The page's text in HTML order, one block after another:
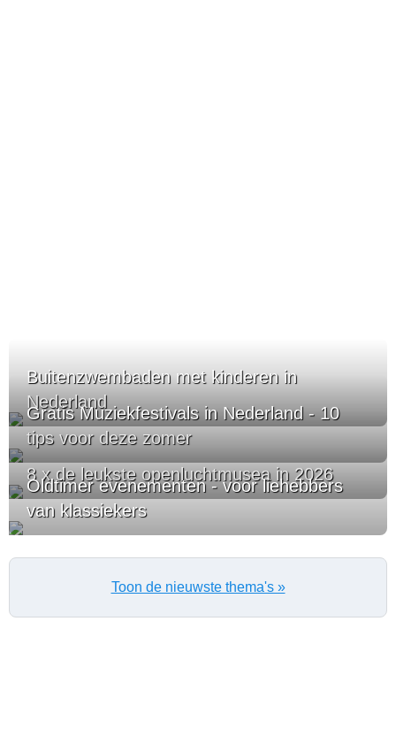
Buitenzwembaden met kinderen in
Nederland
Gratis Muziekfestivals in Nederland - 10
tips voor deze zomer
8 x de leukste openluchtmusea in 2026
Oldtimer evenementen - voor liehebbers
van klassiekers
Toon de nieuwste thema's »